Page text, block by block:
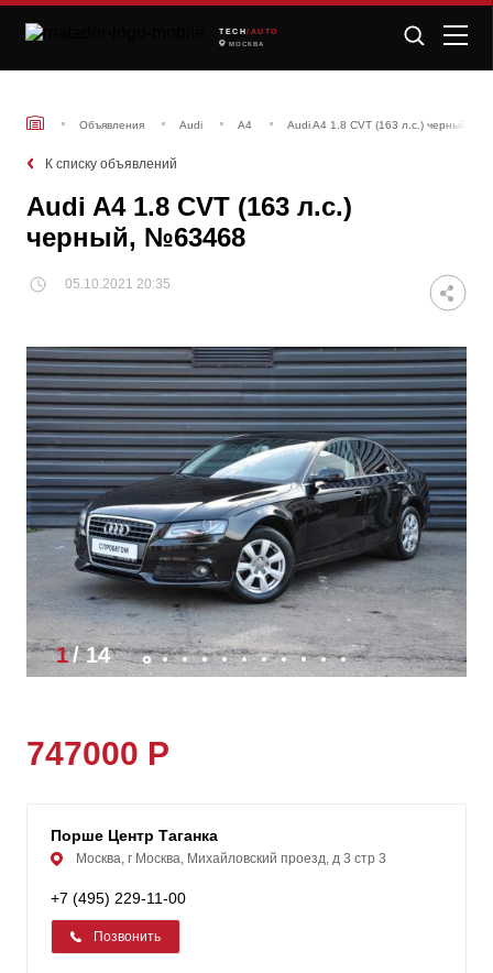
TECH /AUTO
МОСКВА
Объявления Audi A4 Audi A4 1.8 CVT (163 л.с.) черный,
К списку объявлений
Audi A4 1.8 CVT (163 л.с.)
черный, №63468
05.10.2021 20:35
1/14
747000 Р
Порше Центр Таганка
Москва, г Москва, Михайловский проезд, д 3 стр 3
+7 (495) 229-11-00
Позвонить